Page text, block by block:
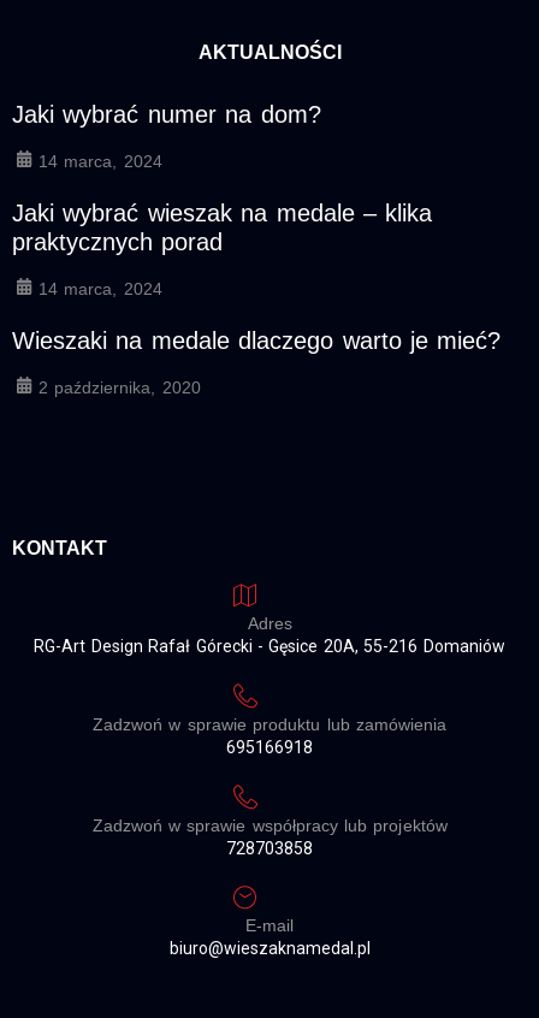
AKTUALNOŚCI
Jaki wybrać numer na dom?
14 marca, 2024
Jaki wybrać wieszak na medale – klika
praktycznych porad
14 marca, 2024
Wieszaki na medale dlaczego warto je mieć?
2 października, 2020
KONTAKT
Adres
RG-Art Design Rafał Górecki - Gęsice 20A, 55-216 Domaniów
Zadzwoń w sprawie produktu lub zamówienia
695166918
Zadzwoń w sprawie współpracy lub projektów
728703858
E-mail
biuro@wieszaknamedal.pl